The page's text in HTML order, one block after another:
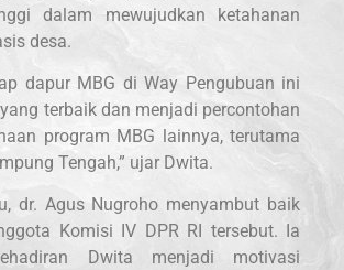
dalam mewujudkan ketahanan
desa.
dapur MBG di Way Pengubuan ini
terbaik dan menjadi percontohan
program MBG lainnya, terutama
Tengah,” ujar Dwita.
dr. Agus Nugroho menyambut baik
Komisi IV DPR RI tersebut. Ia
Dwita menjadi motivasi